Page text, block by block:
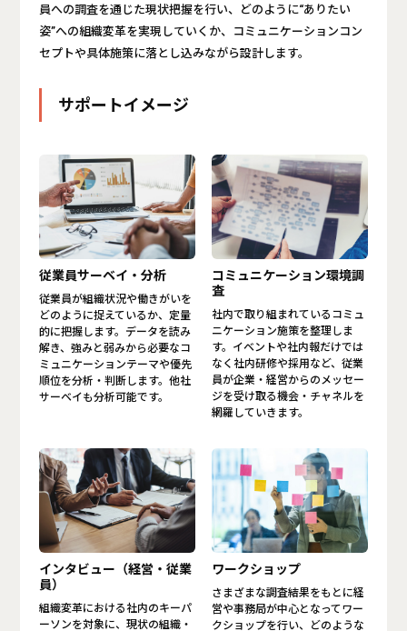
員への調査を通じた現状把握を行い、どのように“ありたい
姿”への組織変革を実現していくか、コミュニケーションコン
セプトや具体施策に落とし込みながら設計します。
サポートイメージ
従業員サーベイ・分析
従業員が組織状況や働きがいを
どのように捉えているか、定量
的に把握します。データを読み
解き、強みと弱みから必要なコ
ミュニケーションテーマや優先
順位を分析・判断します。他社
サーベイも分析可能です。
コミュニケーション環境調
査
社内で取り組まれているコミュ
ニケーション施策を整理しま
す。イベントや社内報だけでは
なく社内研修や採用など、従業
員が企業・経営からのメッセー
ジを受け取る機会・チャネルを
網羅していきます。
インタビュー（経営・従業
員）
組織変革における社内のキーパ
ーソンを対象に、現状の組織・
ワークショップ
さまざまな調査結果をもとに経
営や事務局が中心となってワー
クショップを行い、どのような